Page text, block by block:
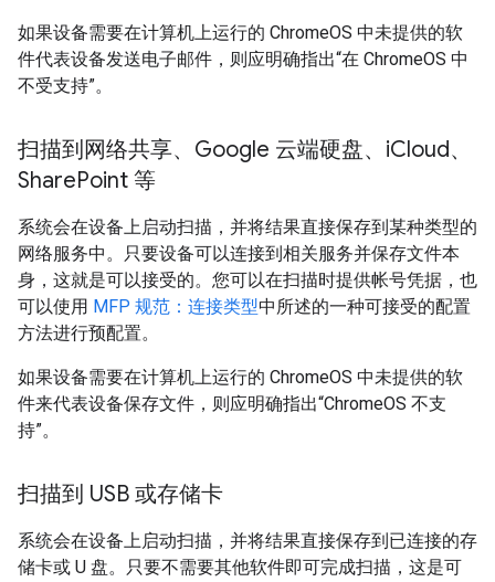
如果设备需要在计算机上运行的 ChromeOS 中未提供的软
件代表设备发送电子邮件，则应明确指出“在 ChromeOS 中
不受支持”。
扫描到网络共享、Google 云端硬盘、iCloud、
SharePoint 等
系统会在设备上启动扫描，并将结果直接保存到某种类型的
网络服务中。只要设备可以连接到相关服务并保存文件本
身，这就是可以接受的。您可以在扫描时提供帐号凭据，也
可以使用 MFP 规范：连接类型中所述的一种可接受的配置
方法进行预配置。
如果设备需要在计算机上运行的 ChromeOS 中未提供的软
件来代表设备保存文件，则应明确指出“ChromeOS 不支
持”。
扫描到 USB 或存储卡
系统会在设备上启动扫描，并将结果直接保存到已连接的存
储卡或 U 盘。只要不需要其他软件即可完成扫描，这是可